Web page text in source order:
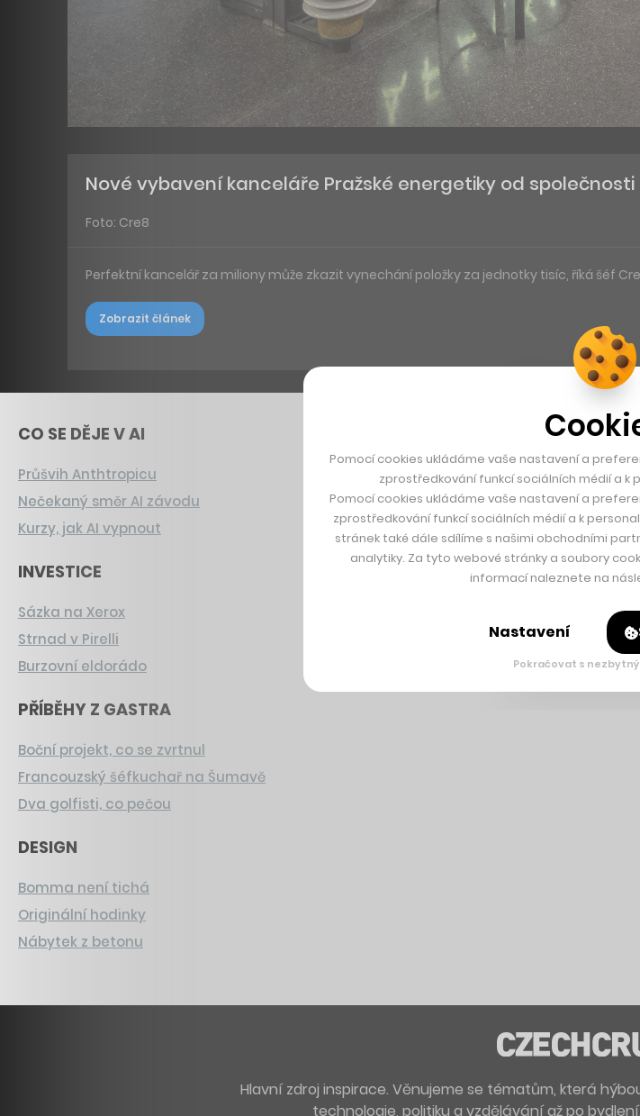
Nové vybavení kanceláře Pražské energetiky od společnosti
Foto: Cre8
Perfektní kancelář za miliony může zkazit vynechání položky za jednotky tisíc, říká šéf
Zobrazit článek
CO SE DĚJE V AI
Průšvih Anthtropicu
Nečekaný směr AI závodu
Kurzy, jak AI vypnout
INVESTICE
Sázka na Xerox
Strnad v Pirelli
Burzovní eldorádo
PŘÍBĚHY Z GASTRA
Boční projekt, co se zvrtnul
Francouzský šéfkuchař na Šumavě
Dva golfisti, co pečou
DESIGN
Bomma není tichá
Originální hodinky
Nábytek z betonu
Hlavní zdroj inspirace. Věnujeme se tématům, která
technologie, politiku a vzdělávání až po
Pomocí cookies ukládáme vaše nastavení a
zprostředkování funkcí sociálních médií a k
Pomocí cookies ukládáme vaše nastavení a
zprostředkování funkcí sociálních médií a k
stránek také dále sdílíme s našimi obchodními
analytiky. Za tyto webové stránky a soubory
informací naleznete na
Nastavení
Pokračovat s